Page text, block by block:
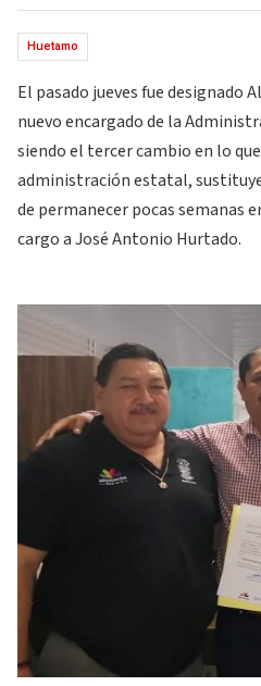
Huetamo
El pasado jueves fue designado
nuevo encargado de la
siendo el tercer cambio en lo
administración estatal,
de permanecer pocas semanas
cargo a José Antonio Hurtado.